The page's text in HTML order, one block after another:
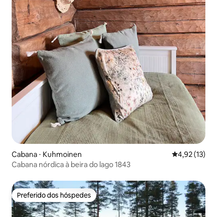
Cabana ⋅ Kuhmoinen 4,92 de uma
4,92 (13)
Cabana nórdica à beira do lago 1843
Preferido dos hóspedes
Preferido dos hóspedes